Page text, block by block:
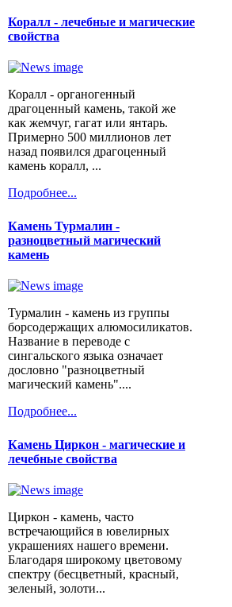
Коралл - лечебные и магические
свойства
Коралл - органогенный
драгоценный камень, такой же
как жемчуг, гагат или янтарь.
Примерно 500 миллионов лет
назад появился драгоценный
камень коралл, ...
Подробнее...
Камень Турмалин -
разноцветный магический
камень
Турмалин - камень из группы
борсодержащих алюмосиликатов.
Название в переводе с
сингальского языка означает
дословно "разноцветный
магический камень"....
Подробнее...
Камень Циркон - магические и
лечебные свойства
Циркон - камень, часто
встречающийся в ювелирных
украшениях нашего времени.
Благодаря широкому цветовому
спектру (бесцветный, красный,
зеленый, золоти...